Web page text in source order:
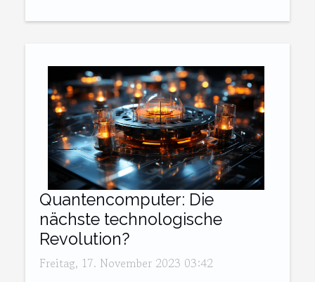
Quantencomputer: Die
nächste technologische
Revolution?
Freitag, 17. November 2023 03:42